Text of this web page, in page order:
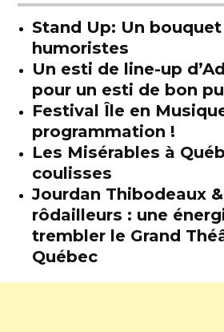
Stand Up: Un
humoristes
Un esti de line-up
pour un esti de bon
Festival Île en
programmation !
Les Misérables à
coulisses
Jourdan Thibodeaux
rôdailleurs : une
trembler le Grand
Québec